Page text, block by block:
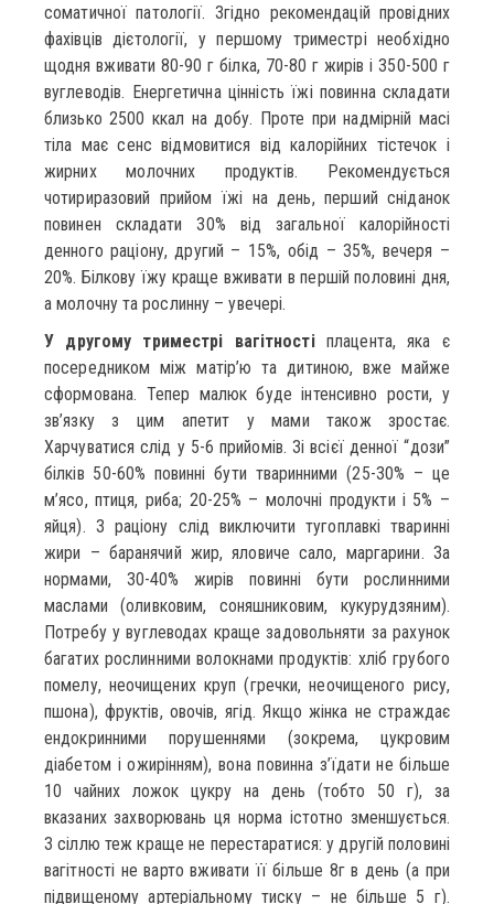
соматичної патології. Згідно рекомендацій провідних
фахівців дієтології, у першому триместрі необхідно
щодня вживати 80-90 г білка, 70-80 г жирів і 350-500 г
вуглеводів. Енергетична цінність їжі повинна складати
близько 2500 ккал на добу. Проте при надмірній масі
тіла має сенс відмовитися від калорійних тістечок і
жирних молочних продуктів. Рекомендується
чотириразовий прийом їжі на день, перший сніданок
повинен складати 30% від загальної калорійності
денного раціону, другий – 15%, обід – 35%, вечеря –
20%. Білкову їжу краще вживати в першій половині дня,
а молочну та рослинну – увечері.
У другому триместрі вагітностіплацента, яка є
посередником між матір’ю та дитиною, вже майже
сформована. Тепер малюк буде інтенсивно рости, у
зв’язку з цим апетит у мами також зростає.
Харчуватися слід у 5-6 прийомів. Зі всієї денної “дози”
білків 50-60% повинні бути тваринними (25-30% – це
м’ясо, птиця, риба; 20-25% – молочні продукти і 5% –
яйця). З раціону слід виключити тугоплавкі тваринні
жири – баранячий жир, яловиче сало, маргарини. За
нормами, 30-40% жирів повинні бути рослинними
маслами (оливковим, соняшниковим, кукурудзяним).
Потребу у вуглеводах краще задовольняти за рахунок
багатих рослинними волокнами продуктів: хліб грубого
помелу, неочищених круп (гречки, неочищеного рису,
пшона), фруктів, овочів, ягід. Якщо жінка не страждає
ендокринними порушеннями (зокрема, цукровим
діабетом і ожирінням), вона повинна з’їдати не більше
10 чайних ложок цукру на день (тобто 50 г), за
вказаних захворювань ця норма істотно зменшується.
З сіллю теж краще не перестаратися: у другій половині
вагітності не варто вживати її більше 8г в день (а при
підвищеному артеріальному тиску – не більше 5 г).